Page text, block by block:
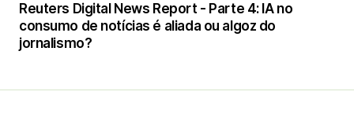
Reuters Digital News Report - Parte 4: IA no
consumo de notícias é aliada ou algoz do
jornalismo?